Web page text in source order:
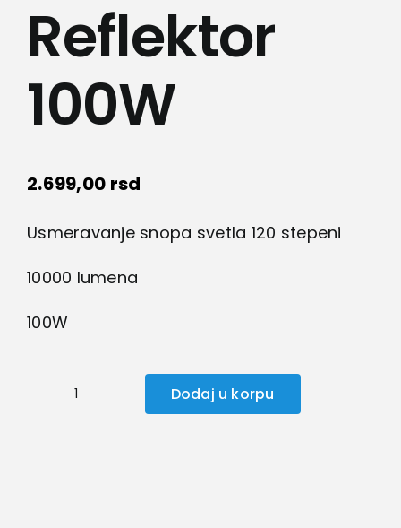
Kamere
Medicinska oprema
Sport i razonoda
Svi proizvodi
Reflektor
100W
2.699,00 rsd
Usmeravanje snopa svetla 120 stepeni
10000 lumena
100W
COB
Dodaj u korpu